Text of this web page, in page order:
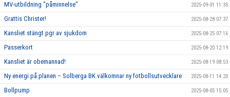
MV-utbildning "påminnelse" 2025-09-01 11:35
Grattis Christer! 2025-08-28 07:37
Kansliet stängt pgr av sjukdom 2025-08-25 07:16
Passerkort 2025-08-20 12:19
Kansliet är obemannad! 2025-08-19 08:53
Ny energi på planen – Solberga BK välkomnar ny fotbollsutvecklare 2025-08-11 14:20
Bollpump 2025-08-05 15:05